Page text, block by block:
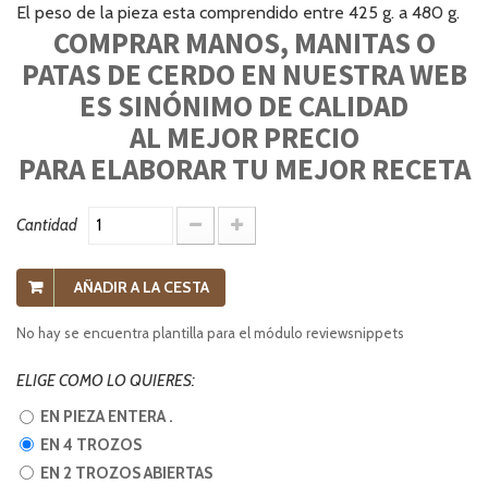
El peso de la pieza esta comprendido entre 425 g. a 480 g.
COMPRAR MANOS, MANITAS O
PATAS DE CERDO EN NUESTRAWEB
ES SINÓNIMO DE CALIDAD
AL MEJOR PRECIO
PARA ELABORAR TU MEJOR RECETA
Cantidad
AÑADIR A LA CESTA
No hay se encuentra plantilla para el módulo reviewsnippets
ELIGE COMO LO QUIERES:
EN PIEZA ENTERA .
EN 4 TROZOS
EN 2 TROZOS ABIERTAS